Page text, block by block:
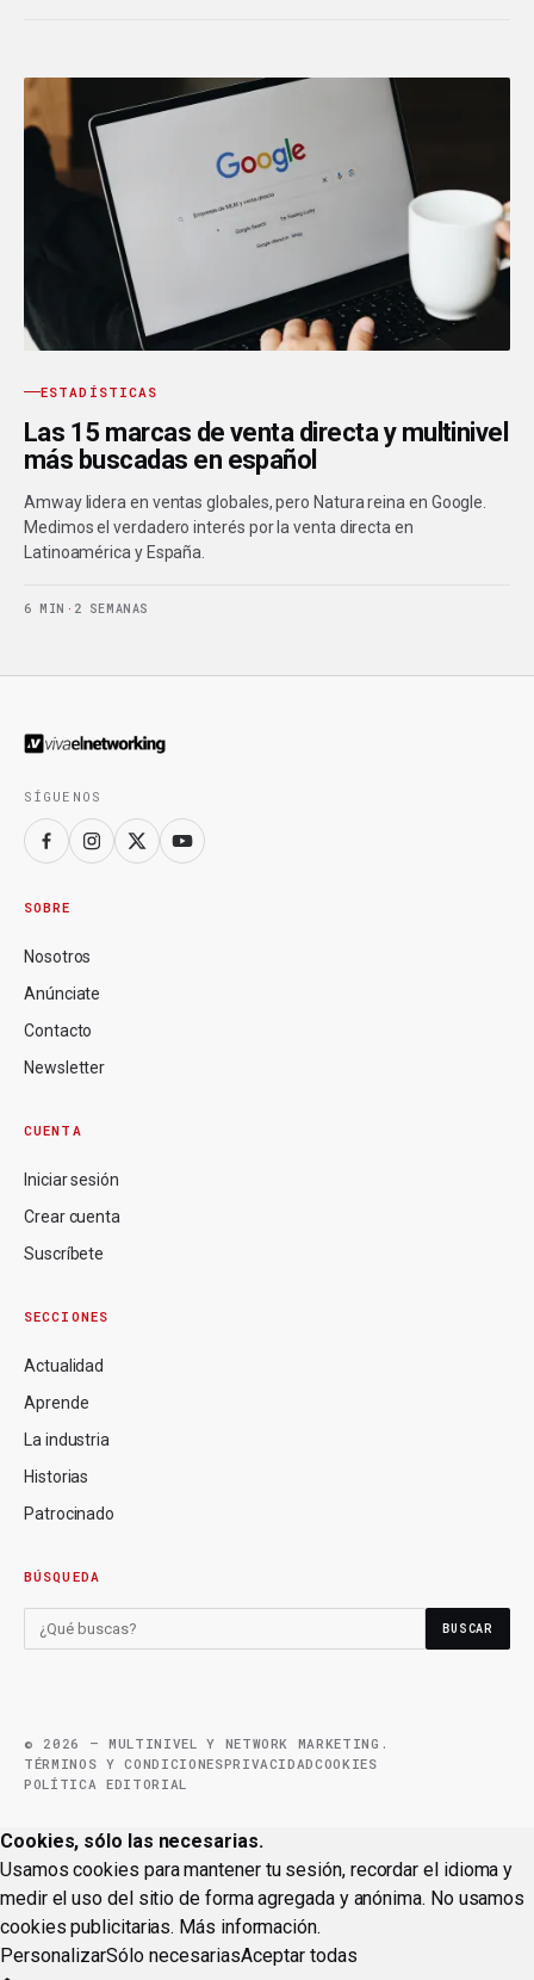
ESTADÍSTICAS
Las 15 marcas de venta directa y multinivel
más buscadas en español
Amway lidera en ventas globales, pero Natura reina en Google.
Medimos el verdadero interés por la venta directa en
Latinoamérica y España.
6 MIN · 2 SEMANAS
SÍGUENOS
SOBRE
Nosotros
Anúnciate
Contacto
Newsletter
CUENTA
Iniciar sesión
Crear cuenta
Suscríbete
SECCIONES
Actualidad
Aprende
La industria
Historias
Patrocinado
BÚSQUEDA
BUSCAR
© 2026 — MULTINIVEL Y NETWORK MARKETING.
TÉRMINOS Y CONDICIONESPRIVACIDADCOOKIES
POLÍTICA EDITORIAL
Cookies, sólo las necesarias.
Usamos cookies para mantener tu sesión, recordar el idioma y
medir el uso del sitio de forma agregada y anónima. No usamos
cookies publicitarias. Más información.
PersonalizarSólo necesariasAceptar todas